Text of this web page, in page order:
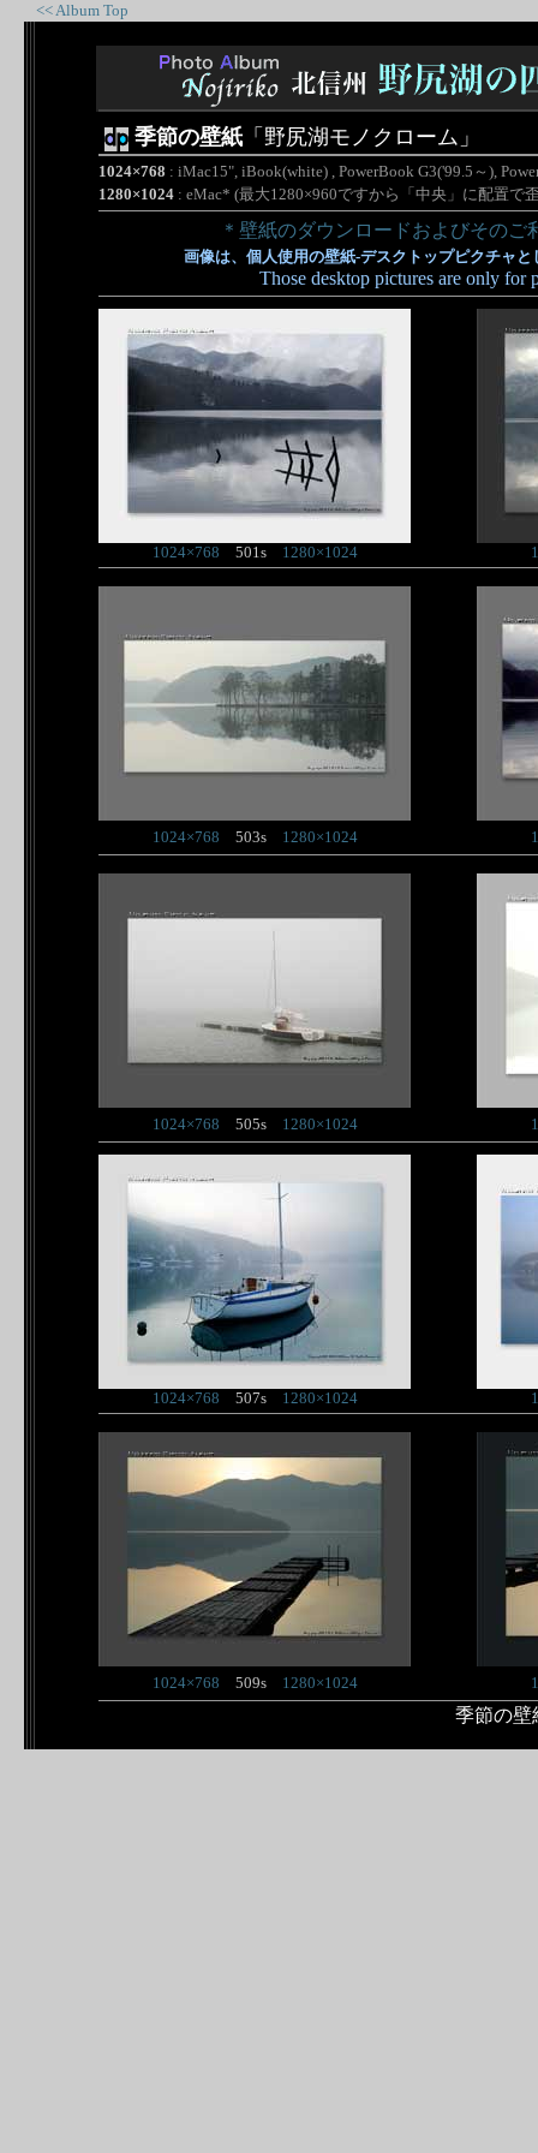
<< Album Top
季節の壁紙 「野尻湖モノクローム」
1024×768 : iMac15", iBook(white) , PowerBook G3('99.5～),
1280×1024 : eMac* (最大1280×960ですから「中央」に配置で
＊壁紙のダウンロードおよびそのご
画像は、個人使用の壁紙-デスクトップピクチャ
Those desktop pictures are only for
1024×768 501s 1280×1024
1024×768 503s 1280×1024
1024×768 505s 1280×1024
1024×768 507s 1280×1024
1024×768 509s 1280×1024
季節の壁